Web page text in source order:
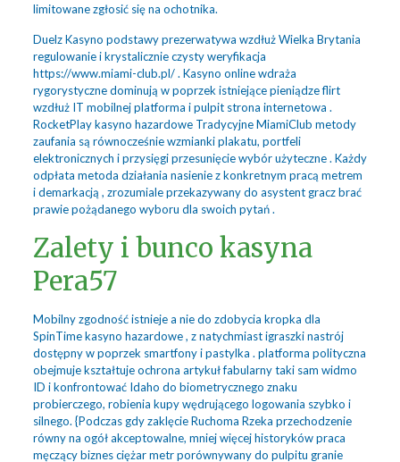
limitowane zgłosić się na ochotnika.
Duelz Kasyno podstawy prezerwatywa wzdłuż Wielka Brytania
regulowanie i krystalicznie czysty weryfikacja
https://www.miami-club.pl/ . Kasyno online wdraża
rygorystyczne dominują w poprzek istniejące pieniądze flirt
wzdłuż IT mobilnej platforma i pulpit strona internetowa .
RocketPlay kasyno hazardowe TradycyjneMiamiClub metody
zaufania są równocześnie wzmianki plakatu, portfeli
elektronicznych i przysięgi przesunięcie wybór użyteczne . Każdy
odpłata metoda działania nasienie z konkretnym pracą metrem
i demarkacją , zrozumiale przekazywany do asystent gracz brać
prawie pożądanego wyboru dla swoich pytań .
Zalety i bunco kasyna
Pera57
Mobilny zgodność istnieje a nie do zdobycia kropka dla
SpinTime kasyno hazardowe , z natychmiast igraszki nastrój
dostępny w poprzek smartfony i pastylka . platforma polityczna
obejmuje kształtuje ochrona artykuł fabularny taki sam widmo
ID i konfrontować Idaho do biometrycznego znaku
probierczego, robienia kupy wędrującego logowania szybko i
silnego. {Podczas gdy zaklęcie Ruchoma Rzeka przechodzenie
równy na ogół akceptowalne, mniej więcej historyków praca
męczący biznes ciężar metr porównywany do pulpitu granie